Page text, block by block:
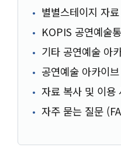
별별스테이지 자
KOPIS 공연예술
기타 공연예술 아
공연예술 아카이
자료 복사 및 이용
자주 묻는 질문